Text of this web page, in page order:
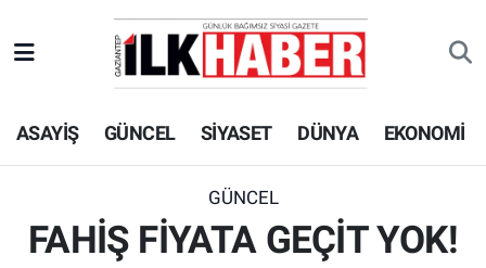
ASAYİŞ GÜNCEL SİYASET DÜNYA EKONOMİ
GÜNCEL
FAHİŞ FİYATA GEÇİT YOK!
EKONOMİ
SİYASET
SPOR
Beyoğlu Hava Durumu
Beyoğlu Trafik Yoğunluk Haritası
Süper Lig Puan Durumu ve Fikstür
Tüm Manşetler